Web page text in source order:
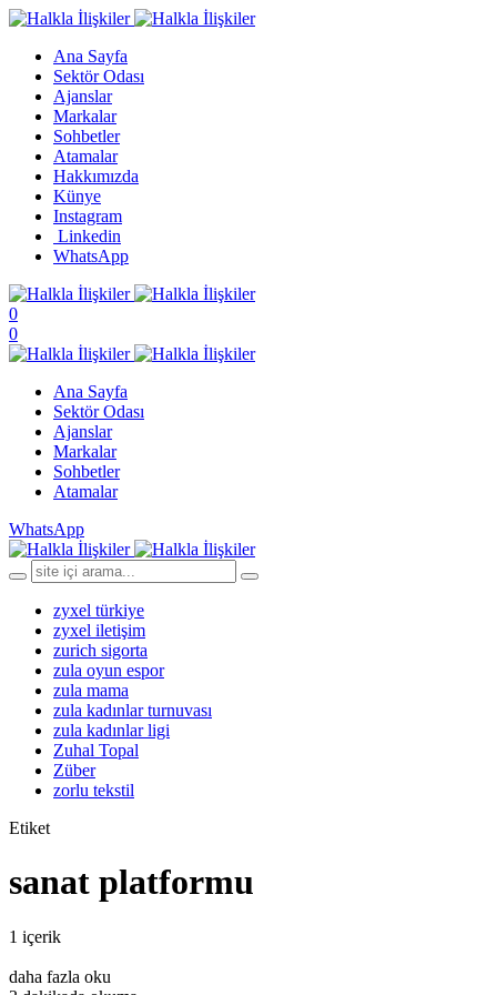
Ana Sayfa
Sektör Odası
Ajanslar
Markalar
Sohbetler
Atamalar
Hakkımızda
Künye
Instagram
Linkedin
WhatsApp
0
0
Ana Sayfa
Sektör Odası
Ajanslar
Markalar
Sohbetler
Atamalar
WhatsApp
zyxel türkiye
zyxel iletişim
zurich sigorta
zula oyun espor
zula mama
zula kadınlar turnuvası
zula kadınlar ligi
Zuhal Topal
Züber
zorlu tekstil
Etiket
sanat platformu
1 içerik
daha fazla oku